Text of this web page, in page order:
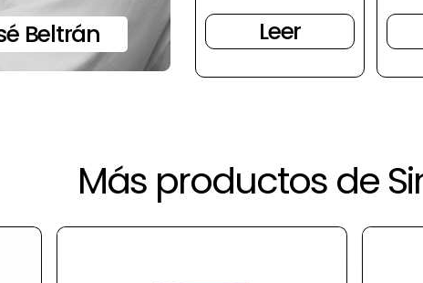
Beltrán Leer
Más productos de